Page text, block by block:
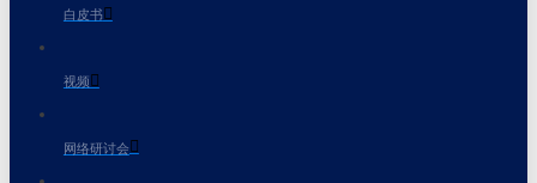
白皮书
视频
网络研讨会